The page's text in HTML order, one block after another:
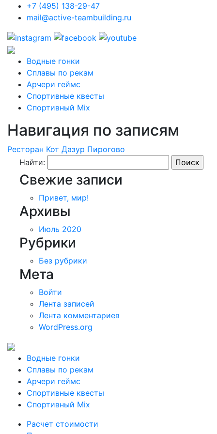
+7 (495) 138-29-47
mail@active-teambuilding.ru
Водные гонки
Сплавы по рекам
Арчери геймс
Спортивные квесты
Спортивный Mix
Навигация по записям
Ресторан Кот Дазур Пирогово
Найти:
Свежие записи
Привет, мир!
Архивы
Июль 2020
Рубрики
Без рубрики
Мета
Войти
Лента записей
Лента комментариев
WordPress.org
Водные гонки
Сплавы по рекам
Арчери геймс
Спортивные квесты
Спортивный Mix
Расчет стоимости